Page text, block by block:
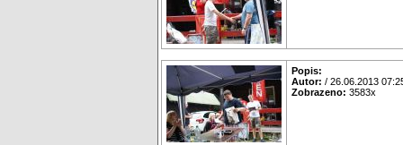
Popis:
Autor: / 26.06.2013
Zobrazeno: 3583x